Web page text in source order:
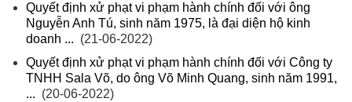
Quyết định xử phạt vi phạm hành chính đối với ông
Nguyễn Anh Tú, sinh năm 1975, là đại diện hộ kinh
doanh ... (21-06-2022)
Quyết định xử phạt vi phạm hành chính đối với Công ty
TNHH Sala Võ, do ông Võ Minh Quang, sinh năm 1991,
... (20-06-2022)